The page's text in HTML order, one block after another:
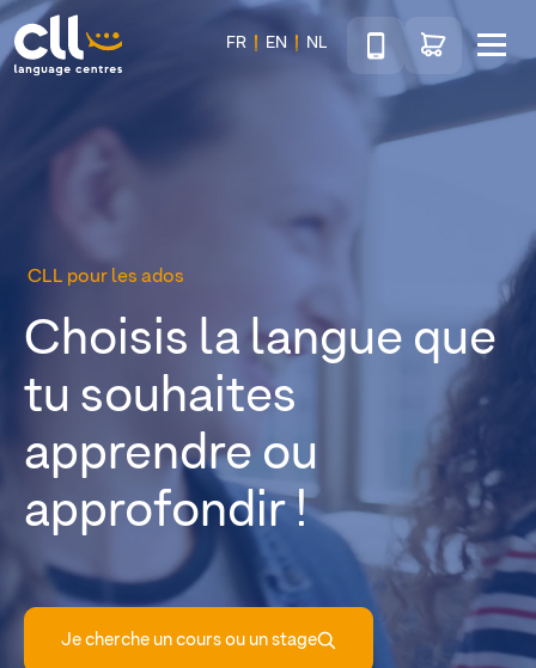
CLL
FR EN NL
TéléphoneAccéder au shop
Menu
CLL pour les ados
Choisis la langue que
tu souhaites
apprendre ou
approfondir !
Je cherche un cours ou un stage